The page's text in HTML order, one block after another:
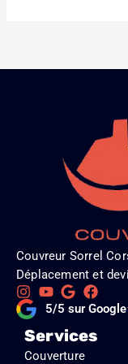
Couvreur Sorrel
Déplacement et
5/5 sur Google
Services
Couverture